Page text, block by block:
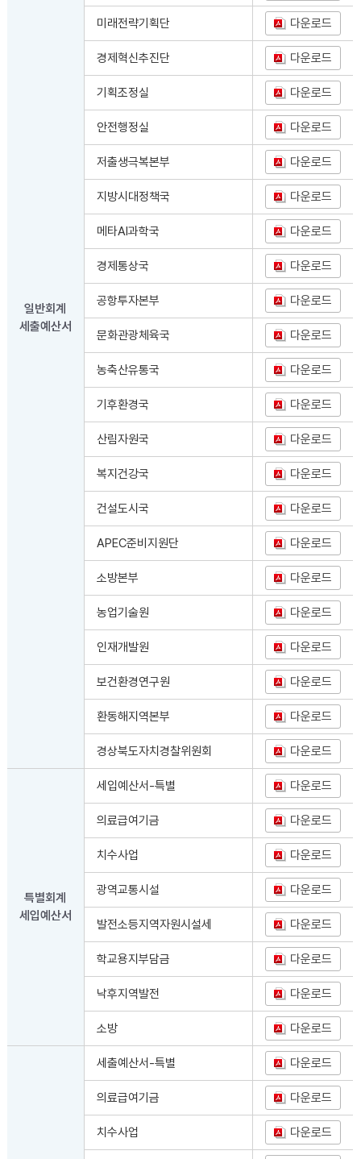
일반회계
세출예산서
미래전략기획단 다운로드
경제혁신추진단 다운로드
기획조정실 다운로드
안전행정실 다운로드
저출생극복본부 다운로드
지방시대정책국 다운로드
메타AI과학국 다운로드
경제통상국 다운로드
공항투자본부 다운로드
문화관광체육국 다운로드
농축산유통국 다운로드
기후환경국 다운로드
산림자원국 다운로드
복지건강국 다운로드
건설도시국 다운로드
APEC준비지원단 다운로드
소방본부 다운로드
농업기술원 다운로드
인재개발원 다운로드
보건환경연구원 다운로드
환동해지역본부 다운로드
경상북도자치경찰위원회 다운로드
특별회계
세입예산서
세입예산서-특별 다운로드
의료급여기금 다운로드
치수사업 다운로드
광역교통시설 다운로드
발전소등지역자원시설세 다운로드
학교용지부담금 다운로드
낙후지역발전 다운로드
소방 다운로드
세출예산서-특별 다운로드
의료급여기금 다운로드
치수사업 다운로드